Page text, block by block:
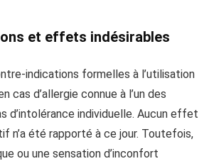
et effets indésirables
indications formelles à l’utilisation
cas d’allergie connue à l’un des
d’intolérance individuelle. Aucun effet
n’a été rapporté à ce jour. Toutefois,
ou une sensation d’inconfort